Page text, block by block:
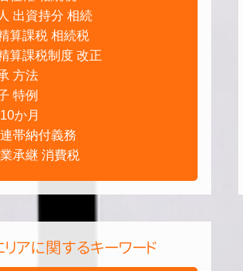
出資持分 相続
算課税 相続税
算課税制度 改正
方法
特例
か月
帯納付義務
承継 消費税
リアに関するキーワード